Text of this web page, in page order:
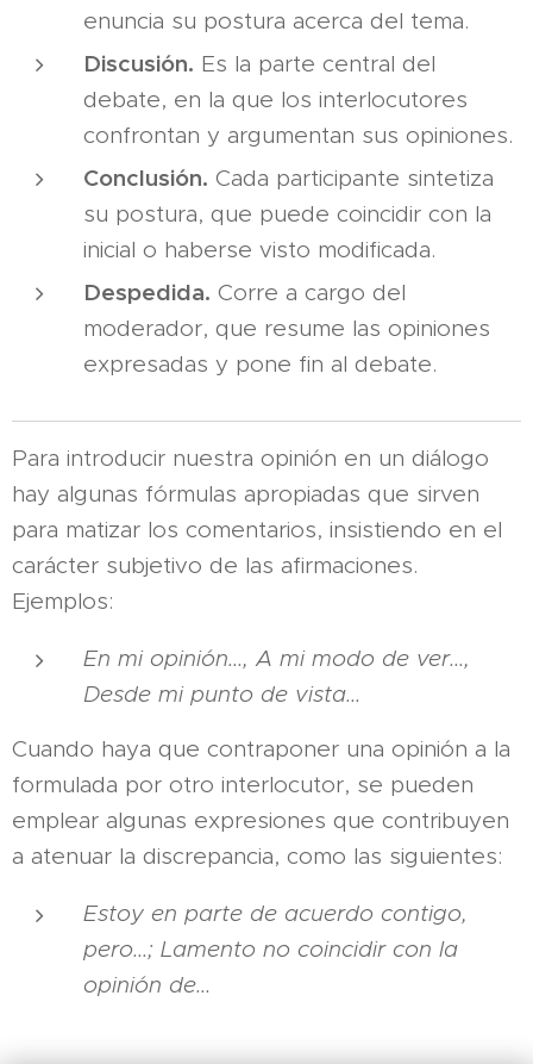
enuncia su postura acerca del tema.
Discusión. Es la parte central del
debate, en la que los interlocutores
confrontan y argumentan sus opiniones.
Conclusión. Cada participante sintetiza
su postura, que puede coincidir con la
inicial o haberse visto modificada.
Despedida. Corre a cargo del
moderador, que resume las opiniones
expresadas y pone fin al debate.
Para introducir nuestra opinión en un diálogo
hay algunas fórmulas apropiadas que sirven
para matizar los comentarios, insistiendo en el
carácter subjetivo de las afirmaciones.
Ejemplos:
En mi opinión..., A mi modo de ver...,
Desde mi punto de vista...
Cuando haya que contraponer una opinión a la
formulada por otro interlocutor, se pueden
emplear algunas expresiones que contribuyen
a atenuar la discrepancia, como las siguientes:
Estoy en parte de acuerdo contigo,
pero...; Lamento no coincidir con la
opinión de...